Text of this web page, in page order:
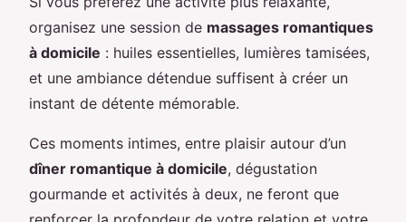
organisez une session de massages romantiques
à domicile : huiles essentielles, lumières tamisées,
et une ambiance détendue suffisent à créer un
instant de détente mémorable.
Ces moments intimes, entre plaisir autour d’un
dîner romantique à domicile, dégustation
gourmande et activités à deux, ne feront que